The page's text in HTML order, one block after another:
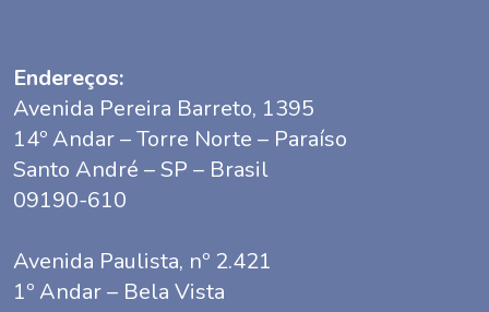
Endereços:
Avenida Pereira Barreto, 1395
14º Andar – Torre Norte – Paraíso
Santo André – SP – Brasil
09190-610
Avenida Paulista, nº 2.421
1º Andar – Bela Vista